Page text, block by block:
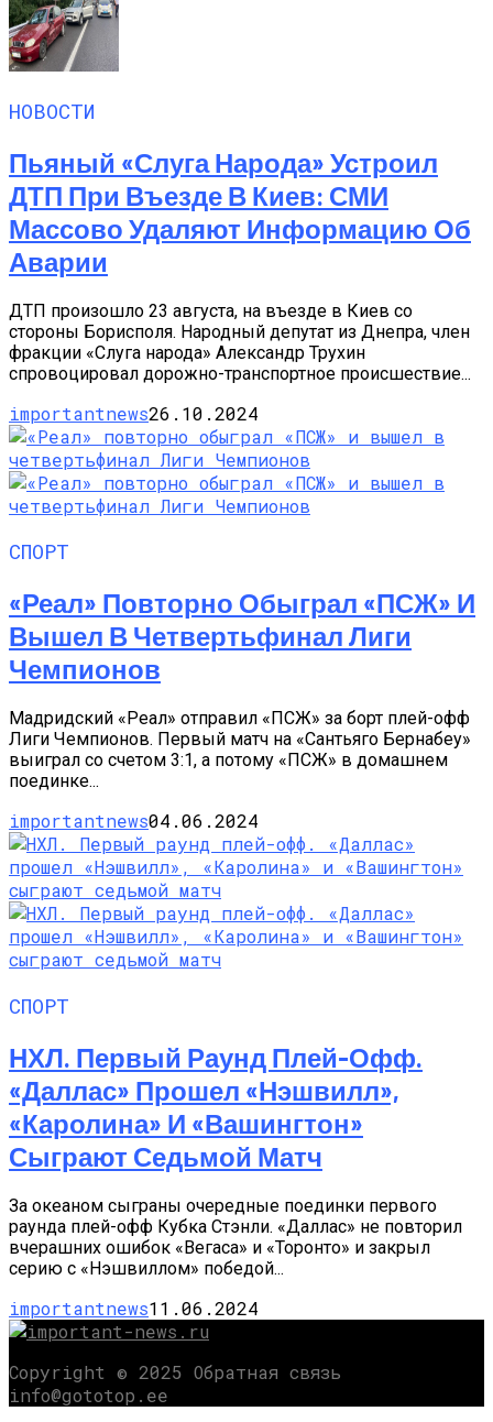
НОВОСТИ
Пьяный «слуга Народа» Устроил
ДТП При Въезде В Киев: СМИ
Массово Удаляют Информацию Об
Аварии
ДТП произошло 23 августа, на въезде в Киев со
стороны Борисполя. Народный депутат из Днепра, член
фракции «Слуга народа» Александр Трухин
спровоцировал дорожно-транспортное происшествие...
importantnews26.10.2024
СПОРТ
«Реал» Повторно Обыграл «ПСЖ» И
Вышел В Четвертьфинал Лиги
Чемпионов
Мадридский «Реал» отправил «ПСЖ» за борт плей-офф
Лиги Чемпионов. Первый матч на «Сантьяго Бернабеу»
выиграл со счетом 3:1, а потому «ПСЖ» в домашнем
поединке...
importantnews04.06.2024
СПОРТ
НХЛ. Первый Раунд Плей-Офф.
«Даллас» Прошел «Нэшвилл»,
«Каролина» И «Вашингтон»
Сыграют Седьмой Матч
За океаном сыграны очередные поединки первого
раунда плей-офф Кубка Стэнли. «Даллас» не повторил
вчерашних ошибок «Вегаса» и «Торонто» и закрыл
серию с «Нэшвиллом» победой...
importantnews11.06.2024
Copyright © 2025 Обратная связь
info@gototop.ee